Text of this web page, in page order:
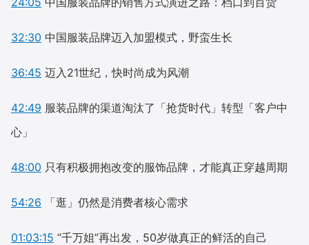
32:30 中国服装品牌迈入加盟模式，野蛮生长
36:45 迈入21世纪，快时尚成为风潮
42:49 服装品牌的渠道淘汰了「抢货时代」转型「客户中
心」
48:00 只有积极拥抱改变的服饰品牌，才能真正穿越周期
54:26 「逛」仍然是消费者核心需求
01:03:15 “千万姐”再出发，50岁做真正的鲜活的自己